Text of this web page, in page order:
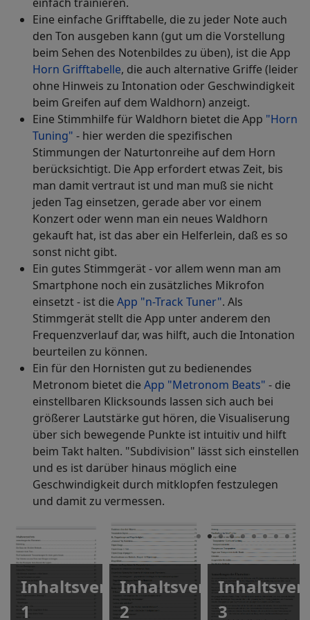
Eine einfache Grifftabelle, die zu jeder Note auch
den Ton ausgeben kann (gut um die Vorstellung
beim Sehen des Notenbildes zu üben), ist die App
Horn Grifftabelle, die auch alternative Griffe (leider
ohne Hinweis zu Intonation oder Geschwindigkeit
beim Greifen auf dem Waldhorn) anzeigt.
Eine Stimmhilfe für Waldhorn bietet die App "Horn
Tuning" - hier werden die spezifischen
Stimmungen der Naturtonreihe auf dem Horn
berücksichtigt. Die App erfordert etwas Zeit, bis
man damit vertraut ist und man muß sie nicht
jeden Tag einsetzen, gerade aber vor einem
Konzert oder wenn man ein neues Waldhorn
gekauft hat, ist das aber ein Helferlein, daß es so
sonst nicht gibt.
Ein gutes Stimmgerät - vor allem wenn man am
Smartphone noch ein zusätzliches Mikrofon
einsetzt - ist die App "n-Track Tuner". Als
Stimmgerät stellt die App unter anderem den
Frequenzverlauf dar, was hilft, auch die Intonation
beurteilen zu können.
Ein für den Hornisten gut zu bedienendes
Metronom bietet die App "Metronom Beats" - die
einstellbaren Klicksounds lassen sich auch bei
größerer Lautstärke gut hören, die Visualiserung
über sich bewegende Punkte ist intuitiv und hilft
beim Takt halten. "Subdivision" lässt sich einstellen
und es ist darüber hinaus möglich eine
Geschwindigkeit durch mitklopfen festzulegen
und damit zu vermessen.
Inhaltsverzeichnis
1
Inhaltsverzeichnis
2
3